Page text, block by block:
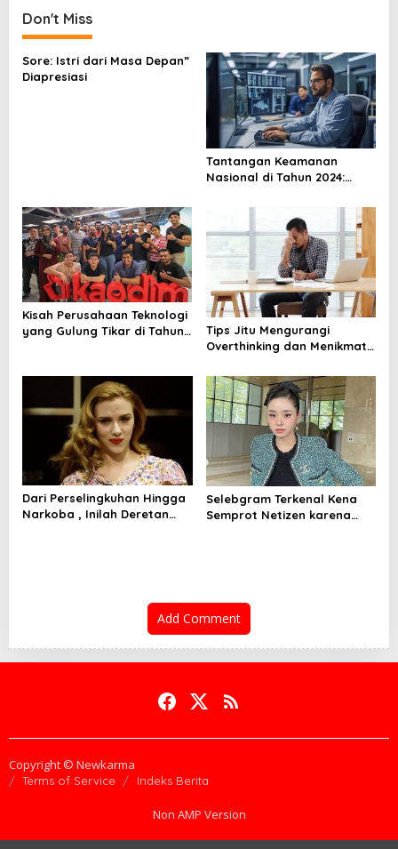
t
n
a
v
i
o
n
Don't Miss
Sore: Istri dari Masa Depan”
Diapresiasi
Tantangan Keamanan
Nasional di Tahun 2024:
Cara Mengatasinya
Kisah Perusahaan Teknologi
yang Gulung Tikar di Tahun
Tips Jitu Mengurangi
Overthinking dan Menikmati
Dari Perselingkuhan Hingga
Narkoba , Inilah Deretan
Selebgram Terkenal Kena
Semprot Netizen karena
Add Comment
Copyright © Newkarma
Terms of Service Indeks Berita
Non AMP Version